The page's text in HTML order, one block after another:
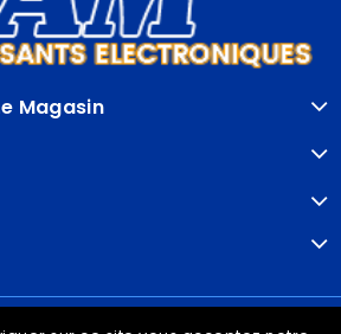
Magasin
© VDRAM - 2026